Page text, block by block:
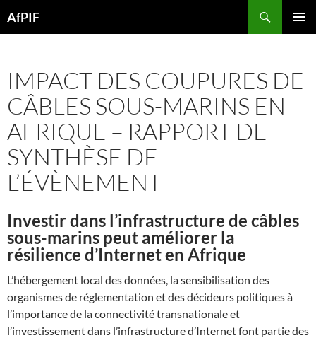
toAfPIF
IMPACT DES COUPURES DE
CÂBLES SOUS-MARINS EN
AFRIQUE – RAPPORT DE
SYNTHÈSE DE
L’ÉVÈNEMENT
Investir dans l’infrastructure de câbles
sous-marins peut améliorer la
résilience d’Internet en Afrique
L’hébergement local des données, la sensibilisation des
organismes de réglementation et des décideurs politiques à
l’importance de la connectivité transnationale et
l’investissement dans l’infrastructure d’Internet font partie des